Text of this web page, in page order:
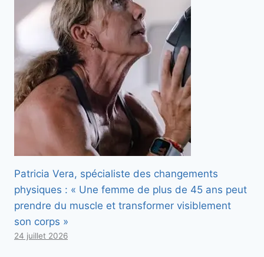
Patricia Vera, spécialiste des changements
physiques : « Une femme de plus de 45 ans peut
prendre du muscle et transformer visiblement
son corps »
24 juillet 2026